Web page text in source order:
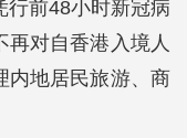
行前48小时新冠病
再对自香港入境人
内地居民旅游、商